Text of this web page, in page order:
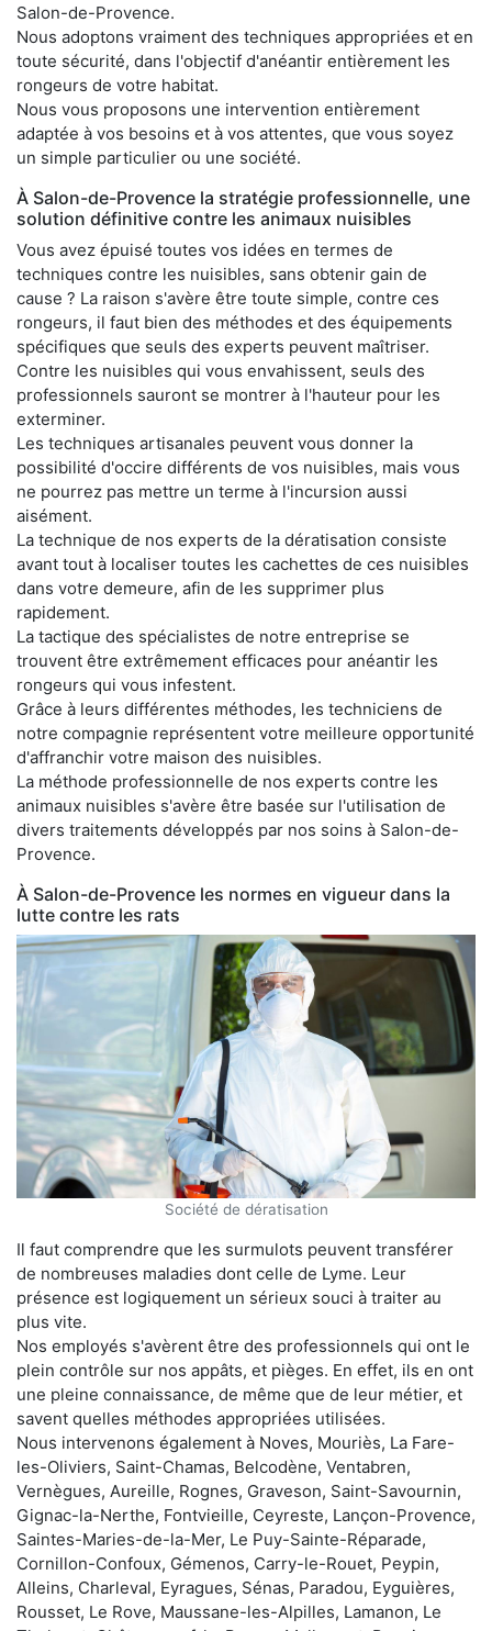
Salon-de-Provence.
Nous adoptons vraiment des techniques appropriées et en
toute sécurité, dans l'objectif d'anéantir entièrement les
rongeurs de votre habitat.
Nous vous proposons une intervention entièrement
adaptée à vos besoins et à vos attentes, que vous soyez
un simple particulier ou une société.
À Salon-de-Provence la stratégie professionnelle, une
solution définitive contre les animaux nuisibles
Vous avez épuisé toutes vos idées en termes de
techniques contre les nuisibles, sans obtenir gain de
cause ? La raison s'avère être toute simple, contre ces
rongeurs, il faut bien des méthodes et des équipements
spécifiques que seuls des experts peuvent maîtriser.
Contre les nuisibles qui vous envahissent, seuls des
professionnels sauront se montrer à l'hauteur pour les
exterminer.
Les techniques artisanales peuvent vous donner la
possibilité d'occire différents de vos nuisibles, mais vous
ne pourrez pas mettre un terme à l'incursion aussi
aisément.
La technique de nos experts de la dératisation consiste
avant tout à localiser toutes les cachettes de ces nuisibles
dans votre demeure, afin de les supprimer plus
rapidement.
La tactique des spécialistes de notre entreprise se
trouvent être extrêmement efficaces pour anéantir les
rongeurs qui vous infestent.
Grâce à leurs différentes méthodes, les techniciens de
notre compagnie représentent votre meilleure opportunité
d'affranchir votre maison des nuisibles.
La méthode professionnelle de nos experts contre les
animaux nuisibles s'avère être basée sur l'utilisation de
divers traitements développés par nos soins à Salon-de-
Provence.
À Salon-de-Provence les normes en vigueur dans la
lutte contre les rats
Société de dératisation
Il faut comprendre que les surmulots peuvent transférer
de nombreuses maladies dont celle de Lyme. Leur
présence est logiquement un sérieux souci à traiter au
plus vite.
Nos employés s'avèrent être des professionnels qui ont le
plein contrôle sur nos appâts, et pièges. En effet, ils en ont
une pleine connaissance, de même que de leur métier, et
savent quelles méthodes appropriées utilisées.
Nous intervenons également à Noves, Mouriès, La Fare-
les-Oliviers, Saint-Chamas, Belcodène, Ventabren,
Vernègues, Aureille, Rognes, Graveson, Saint-Savournin,
Gignac-la-Nerthe, Fontvieille, Ceyreste, Lançon-Provence,
Saintes-Maries-de-la-Mer, Le Puy-Sainte-Réparade,
Cornillon-Confoux, Gémenos, Carry-le-Rouet, Peypin,
Alleins, Charleval, Eyragues, Sénas, Paradou, Eyguières,
Rousset, Le Rove, Maussane-les-Alpilles, Lamanon, Le